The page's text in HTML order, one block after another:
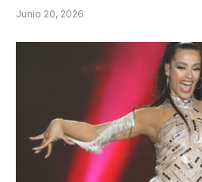
Junio 20, 2026